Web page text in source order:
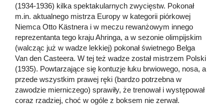
(1934-1936) kilka spektakularnych zwycięstw. Pokonał
m.in. aktualnego mistrza Europy w kategorii piórkowej
Niemca Otto Kästnera i w meczu rewanżowym innego
reprezentanta tego kraju Ahringa, a w sezonie olimpijskim
(walcząc już w wadze lekkiej) pokonał świetnego Belga
Van den Casteera. W tej też wadze został mistrzem Polski
(1935). Powtarzające się kontuzje łuku brwiowego, nosa, a
przede wszystkim prawej ręki (bardzo potrzebna w
zawodzie mierniczego) sprawiły, że trenował i występował
coraz rzadziej, choć w ogóle z boksem nie zerwał.